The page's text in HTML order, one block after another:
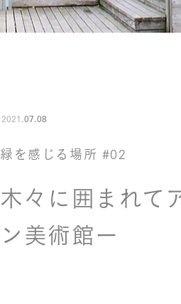
2021.07.08
緑を感じる場所 #02
木々に囲まれて
ン美術館ー